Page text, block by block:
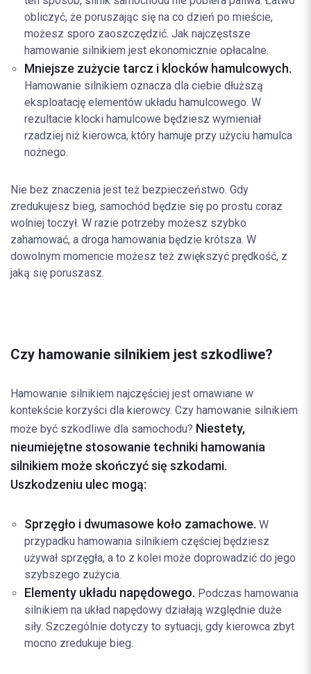
obliczyć, że poruszając się na co dzień po mieście,
możesz sporo zaoszczędzić. Jak najczęstsze
hamowanie silnikiem jest ekonomicznie opłacalne.
Mniejsze zużycie tarcz i klocków hamulcowych.
Hamowanie silnikiem oznacza dla ciebie dłuższą
eksploatację elementów układu hamulcowego. W
rezultacie klocki hamulcowe będziesz wymieniał
rzadziej niż kierowca, który hamuje przy użyciu hamulca
nożnego.
Nie bez znaczenia jest też bezpieczeństwo. Gdy
zredukujesz bieg, samochód będzie się po prostu coraz
wolniej toczył. W razie potrzeby możesz szybko
zahamować, a droga hamowania będzie krótsza. W
dowolnym momencie możesz też zwiększyć prędkość, z
jaką się poruszasz.
Czy hamowanie silnikiem jest szkodliwe?
Hamowanie silnikiem najczęściej jest omawiane w
kontekście korzyści dla kierowcy. Czy hamowanie silnikiem
może być szkodliwe dla samochodu? Niestety,
nieumiejętne stosowanie techniki hamowania
silnikiem może skończyć się szkodami.
Uszkodzeniu ulec mogą:
Sprzęgło i dwumasowe koło zamachowe. W
przypadku hamowania silnikiem częściej będziesz
używał sprzęgła, a to z kolei może doprowadzić do jego
szybszego zużycia.
Elementy układu napędowego. Podczas hamowania
silnikiem na układ napędowy działają względnie duże
siły. Szczególnie dotyczy to sytuacji, gdy kierowca zbyt
mocno zredukuje bieg.